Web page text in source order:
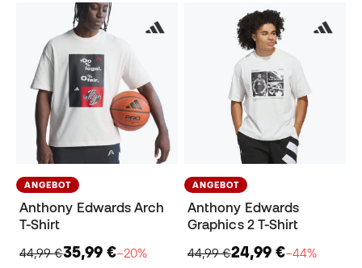
ANGEBOT
Anthony Edwards Arch
T-Shirt
44,99 €35,99 €−20%
ANGEBOT
Anthony Edwards
Graphics 2 T-Shirt
44,99 €24,99 €−44%